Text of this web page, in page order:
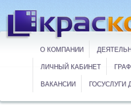
О КОМПАНИИ
ЛИЧНЫЙ КАБИНЕТ
ВАКАНСИИ ГОСУСЛУГИ